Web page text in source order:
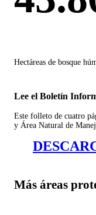
Hectáreas de bosque
Lee el Boletín
Este folleto de cuatro
y Área Natural de
Más áreas